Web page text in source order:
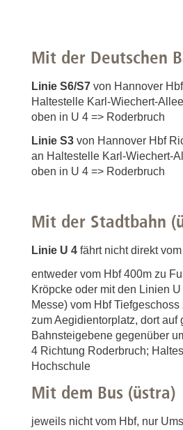
Mit der Deutschen
Linie S6/S7 von Hannover
Haltestelle Karl-Wiechert-
oben in U 4 => Roderbruch
Linie S3 von Hannover Hbf
an Haltestelle Karl-Wiechert-
oben in U 4 => Roderbruch
Mit der Stadtbahn
Linie U 4 fährt nicht direkt
entweder vom Hbf 400m zu
Kröpcke oder mit den Linien
Messe) vom Hbf
zum Aegidientorplatz, dort auf
Bahnsteigebene gegenüber
4 Richtung Roderbruch;
Hochschule
Mit dem Bus (üstra)
jeweils nicht vom Hbf, nur